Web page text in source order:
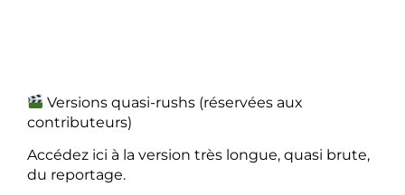
Versions quasi-rushs (réservées aux
contributeurs)
Accédez ici à la version très longue, quasi brute,
du reportage.